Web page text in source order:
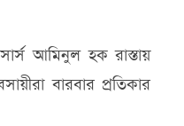
আমিনুল হক রাস্তায়
বারবার প্রতিকার